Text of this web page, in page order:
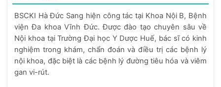
BSCKI Hà Đức Sang hiện công tác tại Khoa Nội B, Bệnh
viện Đa khoa Vĩnh Đức. Được đào tạo chuyên sâu về
Nội khoa tại Trường Đại học Y Dược Huế, bác sĩ có kinh
nghiệm trong khám, chẩn đoán và điều trị các bệnh lý
nội khoa, đặc biệt là các bệnh lý đường tiêu hóa và viêm
gan vi-rút.